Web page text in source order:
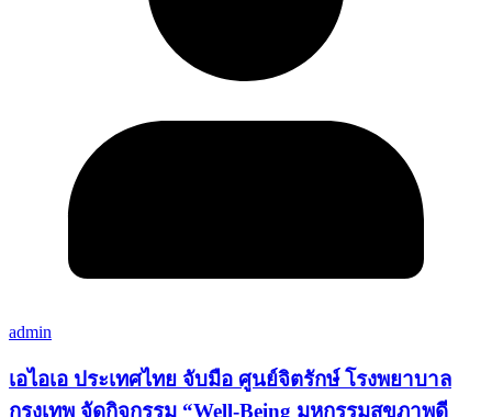
admin
เอไอเอ ประเทศไทย จับมือ ศูนย์จิตรักษ์ โรงพยาบาล
กรุงเทพ จัดกิจกรรม “Well-Being มหกรรมสุขภาพดี